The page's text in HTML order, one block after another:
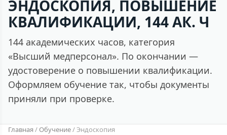
ЭНДОСКОПИЯ, ПОВЫШЕНИЕ
КВАЛИФИКАЦИИ, 144 АК. Ч
144 академических часов, категория
«Высший медперсонал». По окончании —
удостоверение о повышении квалификации.
Оформляем обучение так, чтобы документы
приняли при проверке.
Главная / Обучение/Эндоскопия